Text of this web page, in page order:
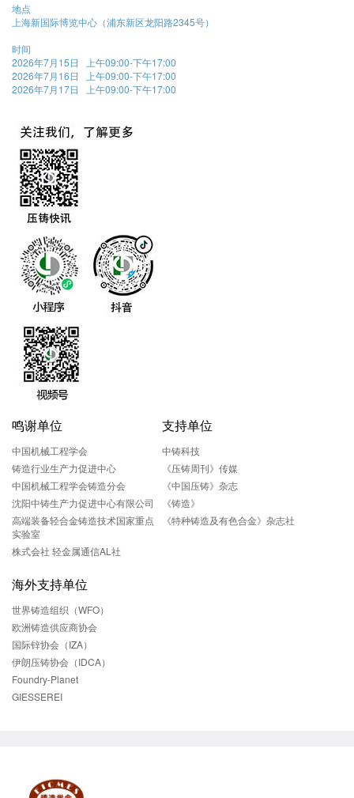
地点
上海新国际博览中心（浦东新区龙阳路2345号）
时间
2026年7月15日 上午09:00-下午17:00
2026年7月16日 上午09:00-下午17:00
2026年7月17日 上午09:00-下午17:00
鸣谢单位
中国机械工程学会
铸造行业生产力促进中心
中国机械工程学会铸造分会
沈阳中铸生产力促进中心有限公司
高端装备轻合金铸造技术国家重点
实验室
株式会社 轻金属通信AL社
支持单位
中铸科技
《压铸周刊》传媒
《中国压铸》杂志
《铸造》
《特种铸造及有色合金》杂志社
海外支持单位
世界铸造组织（WFO）
欧洲铸造供应商协会
国际锌协会（IZA）
伊朗压铸协会（IDCA）
Foundry-Planet
GIESSEREI